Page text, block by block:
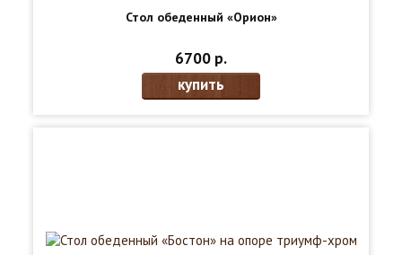
Стол обеденный «Орион»
6700 р.
купить